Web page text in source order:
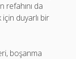
refahını da
için duyarlı bir
boşanma